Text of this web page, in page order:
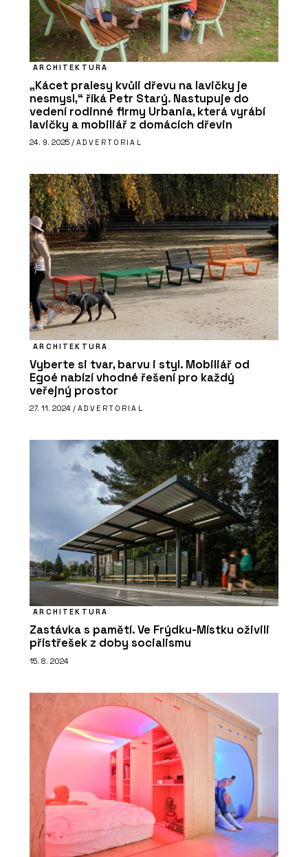
ARCHITEKTURA
„Kácet pralesy kvůli dřevu na lavičky je
nesmysl,“ říká Petr Starý. Nastupuje do
vedení rodinné firmy Urbania, která vyrábí
lavičky a mobiliář z domácích dřevin
24. 9. 2025 / ADVERTORIAL
ARCHITEKTURA
Vyberte si tvar, barvu i styl. Mobiliář od
Egoé nabízí vhodné řešení pro každý
veřejný prostor
27. 11. 2024 / ADVERTORIAL
ARCHITEKTURA
Zastávka s pamětí. Ve Frýdku-Místku oživili
přístřešek z doby socialismu
15. 8. 2024